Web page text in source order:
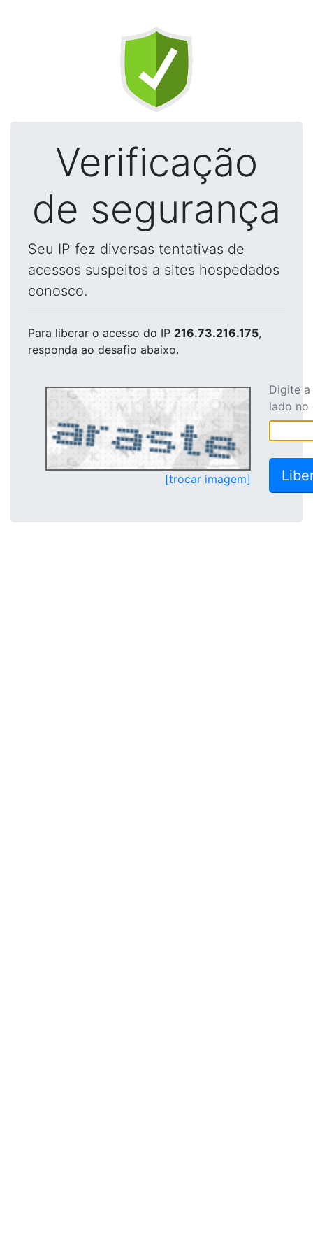
Verificação
de segurança
Seu IP fez diversas tentativas de
acessos suspeitos a sites hospedados
conosco.
Para liberar o acesso do IP 216.73.216.175,
responda ao desafio abaixo.
[trocar imagem]
Digite
lado no